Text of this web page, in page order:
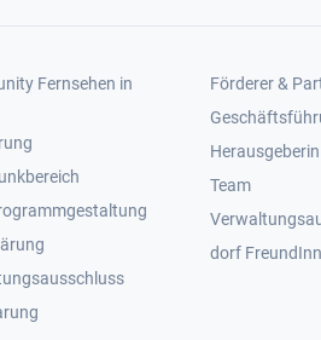
Fernsehen in
Footer 2
Förderer &
Team
dorf